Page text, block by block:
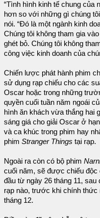
“Tình hình kinh tế chung của
hơn so với những gì chúng
nói. “Đó là một ngành kinh
Chúng tôi không tham gia
ghét bỏ. Chúng tôi không
công việc kinh doanh của
Chiến lược phát hành phim
sử dụng rạp chiếu cho các
Oscar hoặc trong những
quyền cuối tuần năm ngoái
hình ăn khách vừa thắng hai
sáng giá cho giải Oscar ở
và ca khúc trong phim hay
phim Stranger Things tại rạp.
Ngoài ra còn có bộ phim
cuối năm, sẽ được chiếu độc
đầu từ ngày 26 tháng 11, sau
rạp nào, trước khi chính thức
tháng 12.